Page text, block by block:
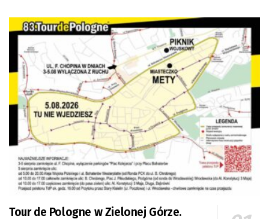
Tour de Pologne w Zielonej Górze.